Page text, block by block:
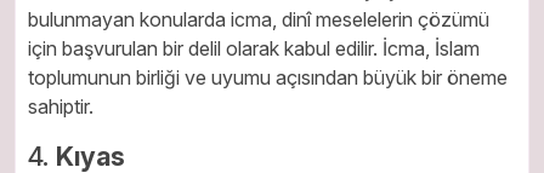
bulunmayan konularda icma, dinî meselelerin çözümü
için başvurulan bir delil olarak kabul edilir. İcma, İslam
toplumunun birliği ve uyumu açısından büyük bir öneme
sahiptir.
4. Kıyas